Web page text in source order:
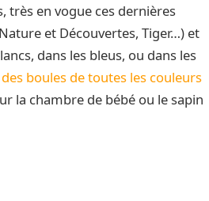
très en vogue ces dernières
et Découvertes, Tiger…) et
dans les bleus, ou dans les
boules de toutes les couleurs
la chambre de bébé ou le sapin